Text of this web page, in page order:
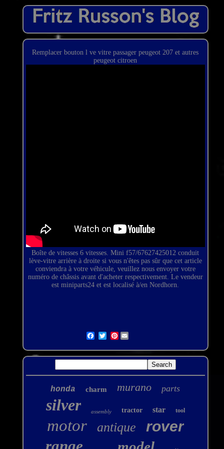
Remplacer bouton l ve vitre passager peugeot 207 et autres
peugeot citroen
Boîte de vitesses 6 vitesses.Mini f57/67627425012 conduit
lève-vitre arrière à droitesi vous n'êtes pas sûr que cet article
conviendra à votre véhicule, veuillez nous envoyer votre
numéro de châssis avant d'acheter respectivement. Le vendeur
est miniparts24 et est localisé à/en Nordhorn.
Pinterest
honda charm murano parts
silver assembly tractor star tool
motor antique rover